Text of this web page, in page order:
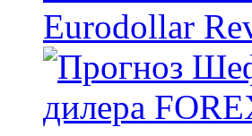
Eurodollar